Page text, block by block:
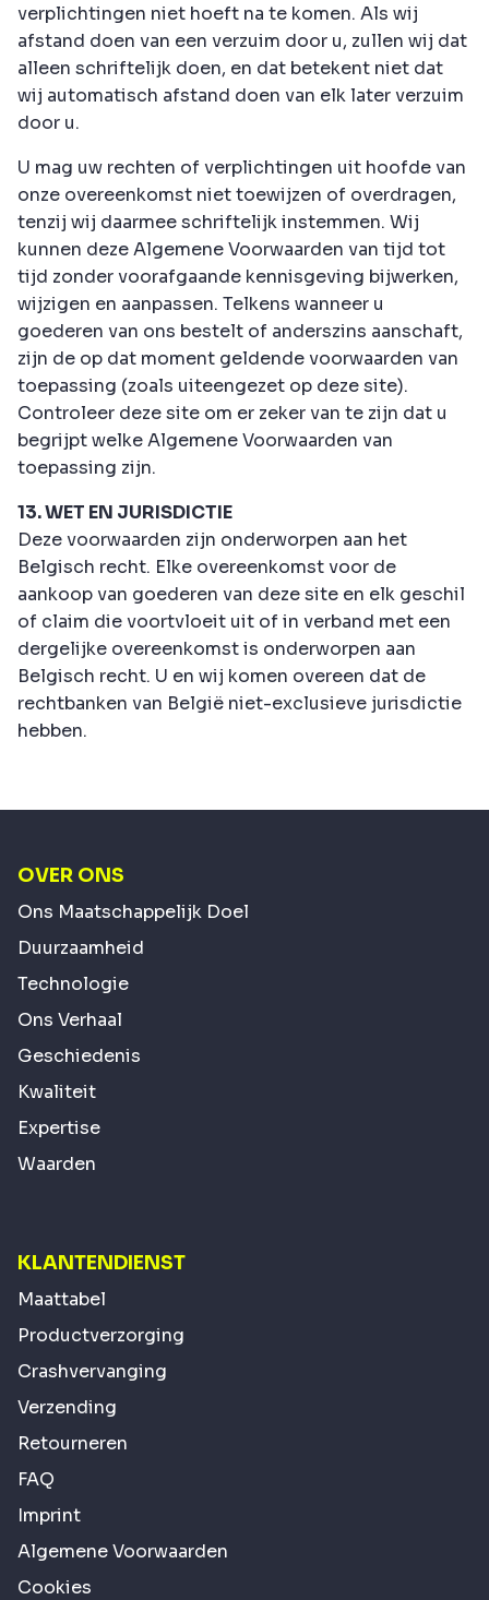
verplichtingen niet hoeft na te komen. Als wij
afstand doen van een verzuim door u, zullen wij dat
alleen schriftelijk doen, en dat betekent niet dat
wij automatisch afstand doen van elk later verzuim
door u.
U mag uw rechten of verplichtingen uit hoofde van
onze overeenkomst niet toewijzen of overdragen,
tenzij wij daarmee schriftelijk instemmen. Wij
kunnen deze Algemene Voorwaarden van tijd tot
tijd zonder voorafgaande kennisgeving bijwerken,
wijzigen en aanpassen. Telkens wanneer u
goederen van ons bestelt of anderszins aanschaft,
zijn de op dat moment geldende voorwaarden van
toepassing (zoals uiteengezet op deze site).
Controleer deze site om er zeker van te zijn dat u
begrijpt welke Algemene Voorwaarden van
toepassing zijn.
13. WET EN JURISDICTIE
Deze voorwaarden zijn onderworpen aan het
Belgisch recht. Elke overeenkomst voor de
aankoop van goederen van deze site en elk geschil
of claim die voortvloeit uit of in verband met een
dergelijke overeenkomst is onderworpen aan
Belgisch recht. U en wij komen overeen dat de
rechtbanken van België niet-exclusieve jurisdictie
hebben.
OVER ONS
Ons Maatschappelijk Doel
Duurzaamheid
Technologie
Ons Verhaal
Geschiedenis
Kwaliteit
Expertise
Waarden
KLANTENDIENST
Maattabel
Productverzorging
Crashvervanging
Verzending
Retourneren
FAQ
Imprint
Algemene Voorwaarden
Cookies